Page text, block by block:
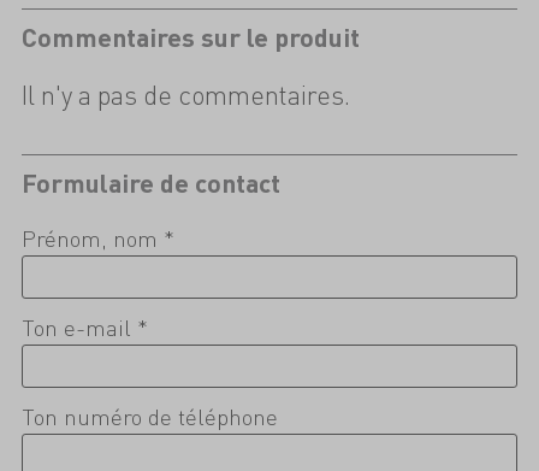
Commentaires sur le produit
Il n'y a pas de commentaires.
Formulaire de contact
Prénom, nom *
Ton e-mail *
Ton numéro de téléphone